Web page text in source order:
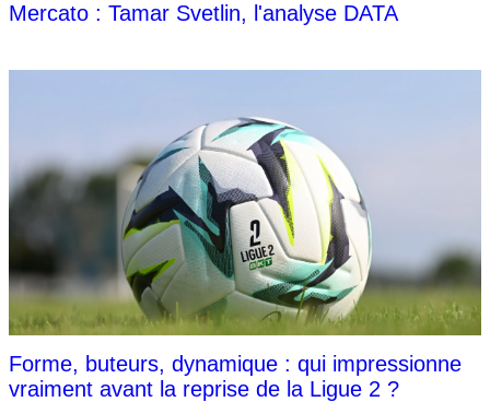
Mercato : Tamar Svetlin, l'analyse DATA
Forme, buteurs, dynamique : qui impressionne
vraiment avant la reprise de la Ligue 2 ?